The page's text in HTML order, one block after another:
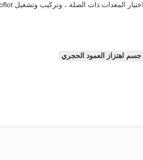
جسم اهتزاز العمود الحجري